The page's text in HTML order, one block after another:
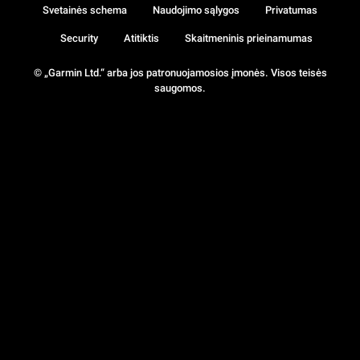
© „Garmin Ltd.“ arba jos patronuojamosios įmonės. Visos teisės
saugomos.
Svetainės schema Naudojimo sąlygos Privatumas
Security Atitiktis Skaitmeninis prieinamumas